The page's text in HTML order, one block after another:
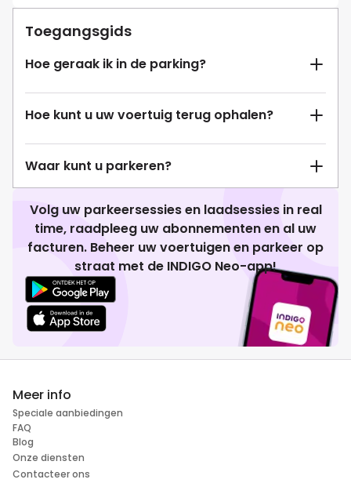
Toegangsgids
Hoe geraak ik in de parking?
Hoe kunt u uw voertuig terug ophalen?
Waar kunt u parkeren?
Volg uw parkeersessies en laadsessies in real
time, raadpleeg uw abonnementen en al uw
facturen. Beheer uw voertuigen en parkeer op
straat met de INDIGO Neo-app!
Meer info
Speciale aanbiedingen
FAQ
Blog
Onze diensten
Contacteer ons